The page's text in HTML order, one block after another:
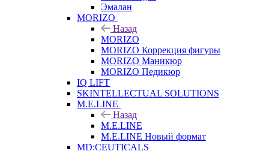
Эмалан
MORIZO
Назад
MORIZO
MORIZO Коррекция фигуры
MORIZO Маникюр
MORIZO Педикюр
IQ LIFT
SKINTELLECTUAL SOLUTIONS
M.E.LINE
Назад
M.E.LINE
M.E.LINE Новый формат
MD:CEUTICALS